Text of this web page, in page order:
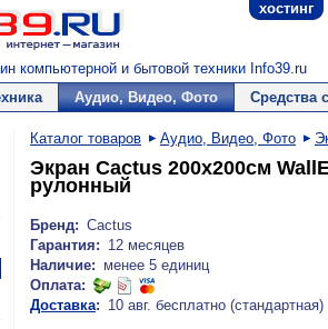
хостинг
компьютерной и бытовой техники Info39.ru
Аудио, Видео, Фото Средства
Каталог товаров Аудио, Видео, Фото
Экран Cactus 200x200см
рулонный
Бренд: Cactus
Гарантия: 12 месяцев
Наличие: менее 5 единиц
Оплата:
Доставка: 10 авг. бесплатно (стандартная)